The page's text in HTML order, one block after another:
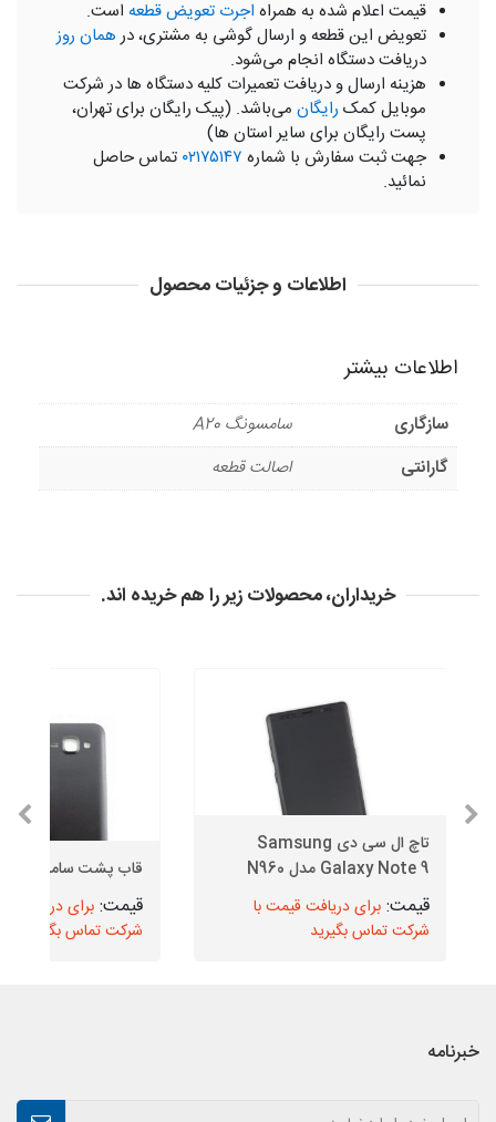
قیمت اعلام شده به همراه اجرت تعویض قطعه است.
تعویض این قطعه و ارسال گوشی به مشتری، درهمان روز
دریافت دستگاه انجام می‌شود.
هزینه ارسال و دریافت تعمیرات کلیه دستگاه ها در شرکت
موبایل کمک رایگان می‌باشد. (پیک رایگان برای تهران،
پست رایگان برای سایر استان ها)
جهت ثبت سفارش با شماره ۰۲۱۷۵۱۴۷ تماس حاصل
نمائید.
اطلاعات و جزئیات محصول
اطلاعات بیشتر
سازگاری
سامسونگ A20
گارانتی
اصالت قطعه
خریداران، محصولات زیر را هم خریده اند.
تاچ ال سی دی Samsung
Galaxy Note 9 مدل N960
برای دریافت قیمت با
شرکت تماس بگیرید
قاب پشت سامسونگ J1
برای دریافت
شرکت تماس بگیرید
خبرنامه